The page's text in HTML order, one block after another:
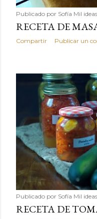
Publicado por Sofía Mil
RECETA DE
Compartir Publicar un
Publicado por Sofía Mil
RECETA DE